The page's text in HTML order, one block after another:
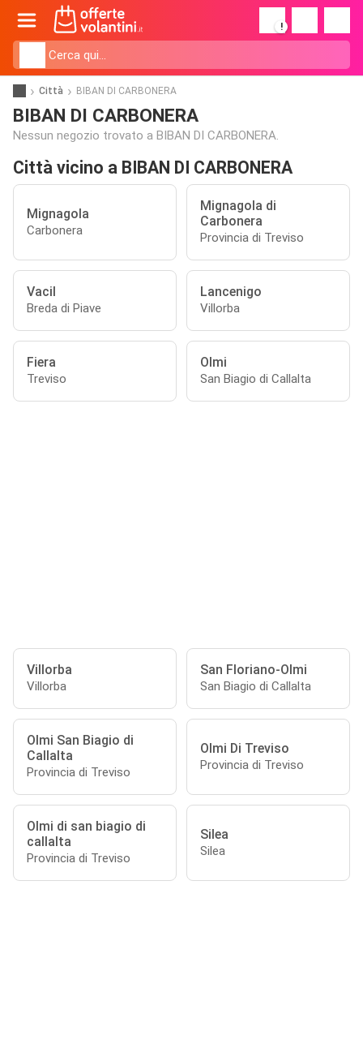
!
Città BIBAN DI CARBONERA
BIBAN DI CARBONERA
Nessun negozio trovato a BIBAN DI CARBONERA.
Città vicino a BIBAN DI CARBONERA
Mignagola
Carbonera
Mignagola di
Carbonera
Provincia di Treviso
Vacil
Breda di Piave
Lancenigo
Villorba
Fiera
Treviso
Olmi
San Biagio di Callalta
Villorba
Villorba
San Floriano-Olmi
San Biagio di Callalta
Olmi San Biagio di
Callalta
Provincia di Treviso
Olmi Di Treviso
Provincia di Treviso
Olmi di san biagio di
callalta
Provincia di Treviso
Silea
Silea